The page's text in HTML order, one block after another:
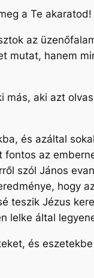
a Te akaratod!
az
mutat, hanem
más, aki azt
és azáltal
az
szól János
hogy
teszik Jézus
lelke által
és